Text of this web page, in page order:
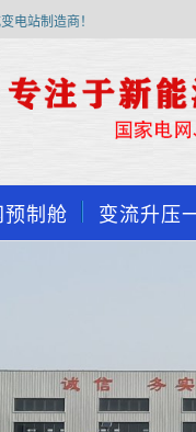
电站制造商！
预制舱 变流升压